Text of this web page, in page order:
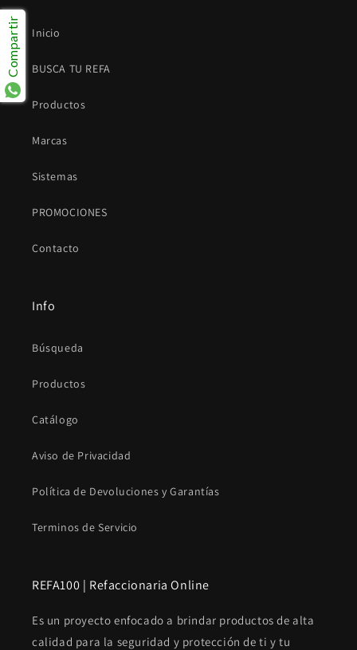
Inicio
BUSCA TU REFA
Productos
Marcas
Sistemas
PROMOCIONES
Contacto
Info
Búsqueda
Productos
Catálogo
Aviso de Privacidad
Política de Devoluciones y Garantías
Terminos de Servicio
REFA100 | Refaccionaria Online
Es un proyecto enfocado a brindar productos de alta
calidad para la seguridad y protección de ti y tu
Compartir